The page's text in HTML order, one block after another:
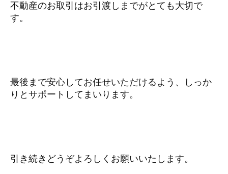
不動産のお取引はお引渡しまでがとても大切で
す。
最後まで安心してお任せいただけるよう、しっか
りとサポートしてまいります。
引き続きどうぞよろしくお願いいたします。